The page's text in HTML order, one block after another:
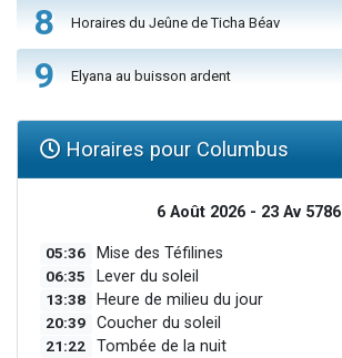
8 Horaires du Jeûne de Ticha Béav
9 Elyana au buisson ardent
Horaires pour Columbus
6 Août 2026 - 23 Av 5786
05:36 Mise des Téfilines
06:35 Lever du soleil
13:38 Heure de milieu du jour
20:39 Coucher du soleil
21:22 Tombée de la nuit